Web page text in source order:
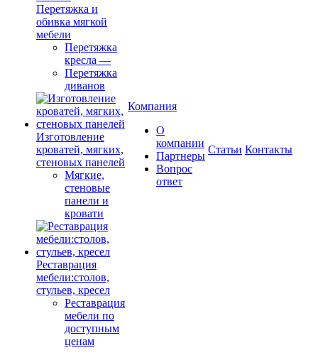
Перетяжка и
обивка мягкой
мебели
Перетяжка
кресла —
Перетяжка
диванов
Изготовление
кроватей, мягких,
стеновых панелей
Мягкие,
стеновые
панели и
кровати
Реставрация
мебели:столов,
стульев, кресел
Реставрация
мебели по
доступным
ценам
Компания
О
компании
Партнеры
Вопрос
ответ
Cтатьи Контакты